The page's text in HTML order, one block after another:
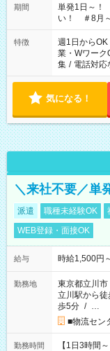
期間
単発1日～！
い！ ＃8月
特徴 週1日からOK
業・Wワーク
集 / 電話対応
気になる！
＼来社不要／単
派遣 職種未経験OK
WEB登録・面接OK
給与 時給1,500円
勤務地
東京都立川市
立川駅から徒
歩5分 / …
■物流セン
勤務時間
【1日3時間